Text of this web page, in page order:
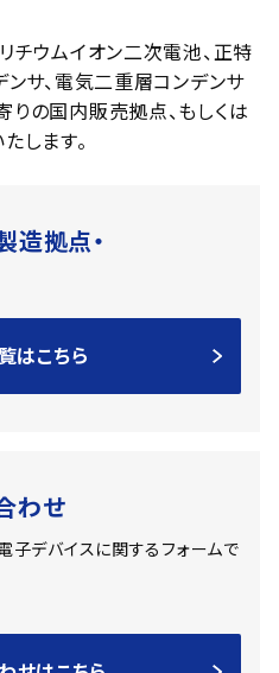
チウムイオン二次電池、正特
ンサ、電気二重層コンデンサ
の国内販売拠点、もしくは
します。
造拠点・
はこちら
わせ
子デバイスに関するフォームで